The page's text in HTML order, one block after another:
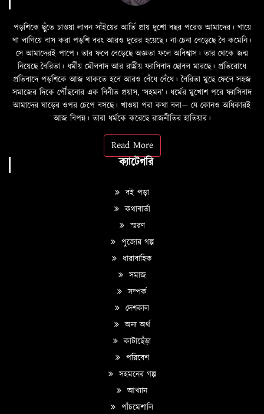
পড়শিকে ছুঁতে চাওয়া লালন সাঁইয়ের আর্তি প্রায় দুশো বছর পরেও আমাদের। গায়ে
গা লাগিয়ে বাস করা পড়শি বরং আরও দুরের হয়েছে। না-চেনা বেড়েছে বৈ কমেনি।
সে আমাদেরই পাপে। তার ফলে বেড়েছে অজ্ঞতা ফলে অবিশ্বাস। তার থেকে জন্ম
নিয়েছে বৈরিতা। ধর্মীয় মৌলবাদ আর রাষ্ট্রীয় ফ্যাসিবাদ ছোবল মারছে। প্রতিরোধে
প্রতিবাদে পড়শিকে আজ থাকতে হবে আরও বেঁধে বেঁধে। বৈরিতা মুছে ফেলে সহজ
সমাজের দিকে পৌঁছনোর এক বিনীত প্রয়াস, ‘সহমন’। ধর্মের মুখোশ পরে ফ্যাসিবাদ
আমাদের ঘাড়ের ওপর চেপে বসছে। খাওয়া পরা কথা বলা—­­ যে কোনও অধিকারই
আজ বিপন্ন। তারা ধর্মকে করেছে রাজনীতির হাতিয়ার।
Read More
ক্যাটেগরি
বই পড়া
কথাবার্তা
স্মরণ
পুজোর গল্প
ধারাবাহিক
সমাজ
সম্পর্ক
দেশকাল
অন্য অর্থ
কাটাছেঁড়া
পরিবেশ
সহমনের গল্প
আখ্যান
পাঁচমেশালি